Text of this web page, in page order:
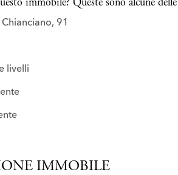
immobile? Queste sono alcune
91
livelli
IMMOBILE